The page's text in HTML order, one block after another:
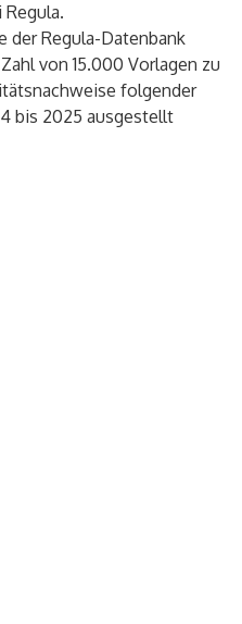
der Regula-Datenbank
von 15.000 Vorlagen zu
folgender
bis 2025 ausgestellt